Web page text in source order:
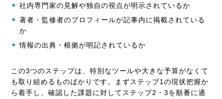
社内専門家の見解や独自の視点が明示されているか
著者・監修者のプロフィールが記事内に掲載されている
か
情報の出典・根拠が明記されているか
この3つのステップは、特別なツールや大きな予算がなくて
も取り組めるものばかりです。まずステップ1の現状把握か
ら着手し、確認した課題に対してステップ2・3を順番に適